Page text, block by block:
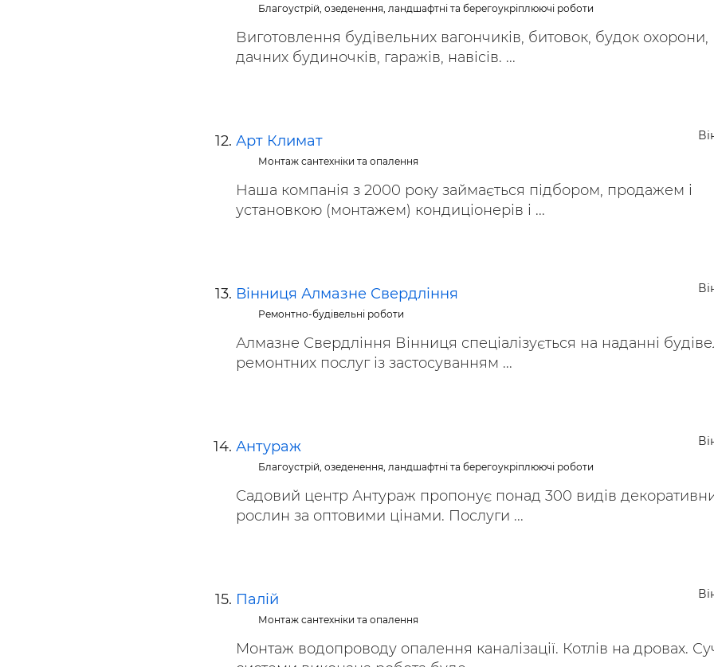
Благоустрій, озеденення, ландшафтні та берегоукріплюючі роботи
Виготовлення будівельних вагончиків, битовок, будок охорони,
дачних будиночків, гаражів, навісів. ...
Арт Климат
Монтаж сантехніки та опалення
Наша компанія з 2000 року займається підбором, продажем і
установкою (монтажем) кондиціонерів і ...
Вінниця Алмазне Свердління
Ремонтно-будівельні роботи
Алмазне Свердління Вінниця спеціалізується на наданні
ремонтних послуг із застосуванням ...
Антураж
Благоустрій, озеденення, ландшафтні та берегоукріплюючі роботи
Садовий центр Антураж пропонує понад 300 видів
рослин за оптовими цінами. Послуги ...
Палій
Монтаж сантехніки та опалення
Монтаж водопроводу опалення каналізації. Котлів на дровах.